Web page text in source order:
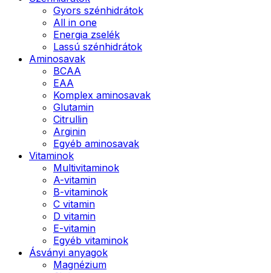
Gyors szénhidrátok
All in one
Energia zselék
Lassú szénhidrátok
Aminosavak
BCAA
EAA
Komplex aminosavak
Glutamin
Citrullin
Arginin
Egyéb aminosavak
Vitaminok
Multivitaminok
A-vitamin
B-vitaminok
C vitamin
D vitamin
E-vitamin
Egyéb vitaminok
Ásványi anyagok
Magnézium